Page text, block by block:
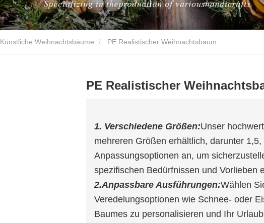
Künstliche Weihnachtsbäume PE Realistischer Weihnachtsbaum
PE Realistischer
1. Verschiedene Größen:Unser
mehreren Größen erhältlich, darunter
Anpassungsoptionen an, um
spezifischen Bedürfnissen und Vorlieben
2.Anpassbare Ausführungen:Wählen
Veredelungsoptionen wie Schnee- oder
Baumes zu personalisieren und Ihr